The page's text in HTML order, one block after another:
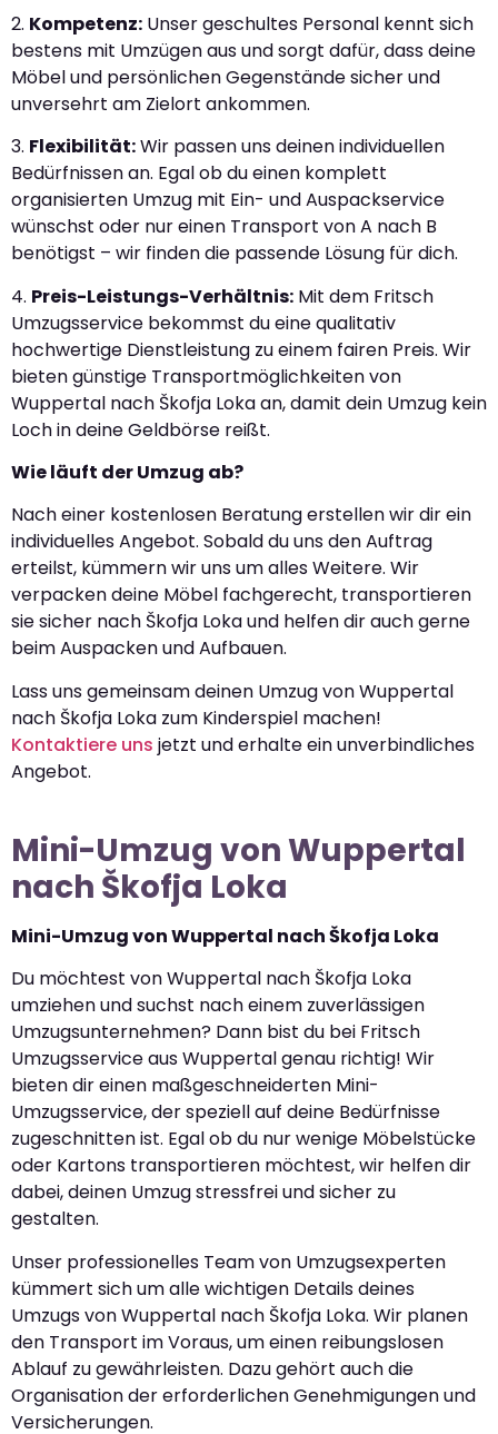
2. Kompetenz: Unser geschultes Personal kennt sich
bestens mit Umzügen aus und sorgt dafür, dass deine
Möbel und persönlichen Gegenstände sicher und
unversehrt am Zielort ankommen.
3. Flexibilität:Wir passen uns deinen individuellen
Bedürfnissen an. Egal ob du einen komplett
organisierten Umzug mit Ein- und Auspackservice
wünschst oder nur einen Transport von A nach B
benötigst – wir finden die passende Lösung für dich.
4. Preis-Leistungs-Verhältnis: Mit dem Fritsch
Umzugsservice bekommst du eine qualitativ
hochwertige Dienstleistung zu einem fairen Preis. Wir
bieten günstige Transportmöglichkeiten von
Wuppertal nach Škofja Loka an, damit dein Umzug kein
Loch in deine Geldbörse reißt.
Wie läuft der Umzug ab?
Nach einer kostenlosen Beratung erstellen wir dir ein
individuelles Angebot. Sobald du uns den Auftrag
erteilst, kümmern wir uns um alles Weitere. Wir
verpacken deine Möbel fachgerecht, transportieren
sie sicher nach Škofja Loka und helfen dir auch gerne
beim Auspacken und Aufbauen.
Lass uns gemeinsam deinen Umzug von Wuppertal
nach Škofja Loka zum Kinderspiel machen!
Kontaktiere uns jetzt und erhalte ein unverbindliches
Angebot.
Mini-Umzug von Wuppertal
nach Škofja Loka
Mini-Umzug von Wuppertal nach Škofja Loka
Du möchtest von Wuppertal nach Škofja Loka
umziehen und suchst nach einem zuverlässigen
Umzugsunternehmen? Dann bist du bei Fritsch
Umzugsservice aus Wuppertal genau richtig! Wir
bieten dir einen maßgeschneiderten Mini-
Umzugsservice, der speziell auf deine Bedürfnisse
zugeschnitten ist. Egal ob du nur wenige Möbelstücke
oder Kartons transportieren möchtest, wir helfen dir
dabei, deinen Umzug stressfrei und sicher zu
gestalten.
Unser professionelles Team von Umzugsexperten
kümmert sich um alle wichtigen Details deines
Umzugs von Wuppertal nach Škofja Loka. Wir planen
den Transport im Voraus, um einen reibungslosen
Ablauf zu gewährleisten. Dazu gehört auch die
Organisation der erforderlichen Genehmigungen und
Versicherungen.